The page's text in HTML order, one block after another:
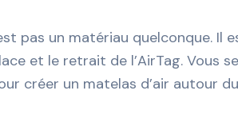
pas un matériau quelconque.
et le retrait de l’AirTag. Vous
créer un matelas d’air autour